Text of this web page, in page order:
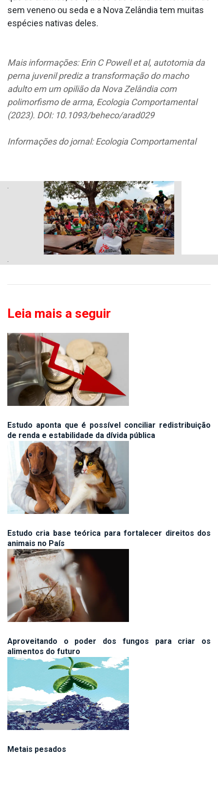
sem veneno ou seda e a Nova Zelândia tem muitas
espécies nativas deles.
Mais informações: Erin C Powell et al, autotomia da
perna juvenil prediz a transformação do macho
adulto em um opilião da Nova Zelândia com
polimorfismo de arma, Ecologia Comportamental
(2023). DOI: 10.1093/beheco/arad029
Informações do jornal: Ecologia Comportamental
Leia mais a seguir
Estudo aponta que é possível conciliar redistribuição
de renda e estabilidade da dívida pública
Estudo cria base teórica para fortalecer direitos dos
animais no País
Aproveitando o poder dos fungos para criar os
alimentos do futuro
Metais pesados